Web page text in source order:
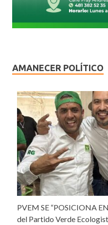
AMANECER POLÍTICO
PVEM SE “POSICIONA
del Partido Verde